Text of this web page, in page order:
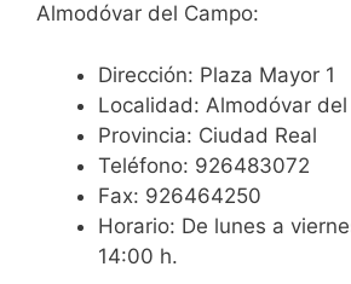
Almodóvar del Campo:
Dirección: Plaza Mayor 1
Localidad: Almodóvar
Provincia: Ciudad Real
Teléfono: 926483072
Fax: 926464250
Horario: De lunes a
14:00 h.